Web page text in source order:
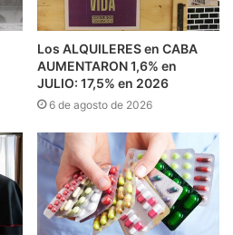
Los ALQUILERES en CABA
AUMENTARON 1,6% en
JULIO: 17,5% en 2026
6 de agosto de 2026